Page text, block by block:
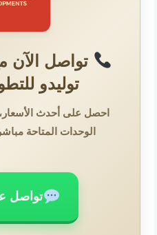
تواصل الآن
توليدو
احصل على أحدث
الوحدات المتاحة
تواصل